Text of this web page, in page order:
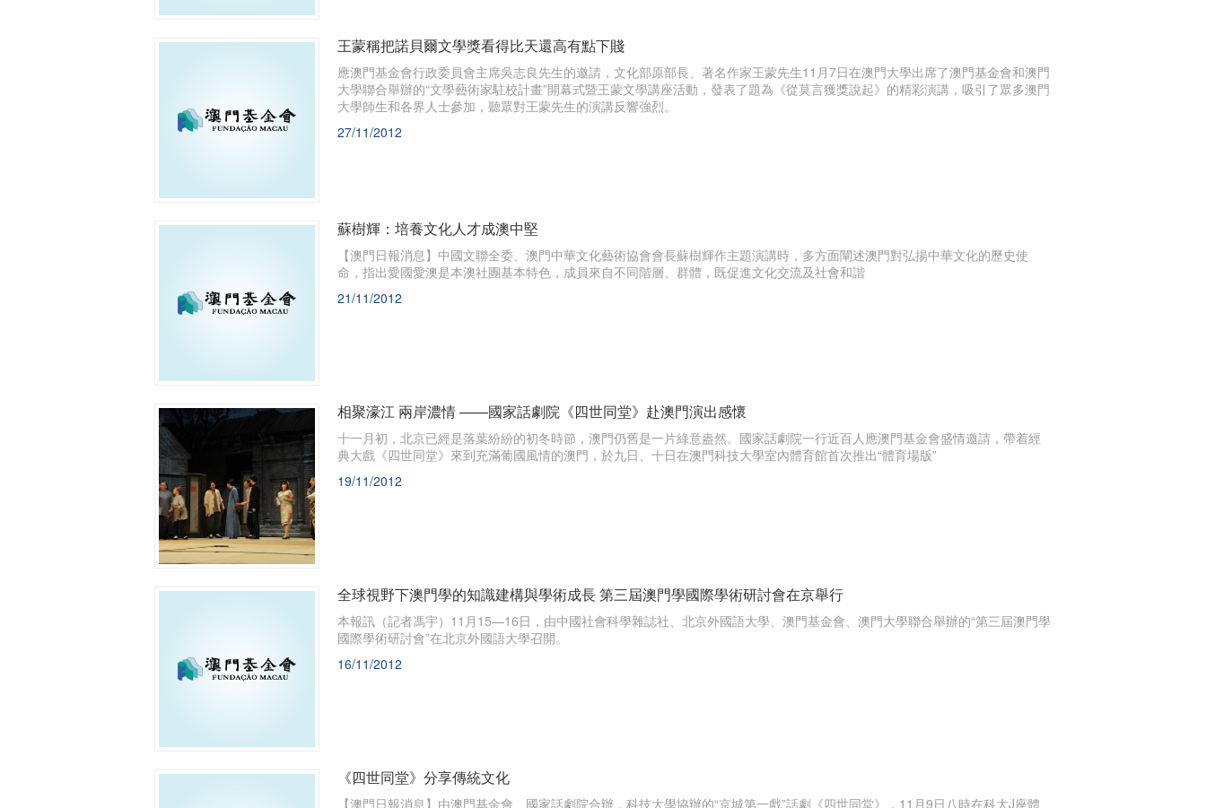
王蒙稱把諾貝爾文學獎看得比天還高有點下賤
應澳門基金會行政委員會主席吳志良先生的邀請，文化部原部長、著名作家王蒙先生11月7日在澳門大學出席了澳門基金會和澳門
大學聯合舉辦的“文學藝術家駐校計畫”開幕式暨王蒙文學講座活動，發表了題為《從莫言獲獎說起》的精彩演講，吸引了眾多澳門
大學師生和各界人士參加，聽眾對王蒙先生的演講反響強烈。
27/11/2012
蘇樹輝：培養文化人才成澳中堅
【澳門日報消息】中國文聯全委、澳門中華文化藝術協會會長蘇樹輝作主題演講時，多方面闡述澳門對弘揚中華文化的歷史使
命，指出愛國愛澳是本澳社團基本特色，成員來自不同階層、群體，既促進文化交流及社會和諧
21/11/2012
相聚濠江 兩岸濃情 ——國家話劇院《四世同堂》赴澳門演出感懷
​十一月初，北京已經是落葉紛紛的初冬時節，澳門仍舊是一片綠意盎然。國家話劇院一行近百人應澳門基金會盛情邀請，帶着經
典大戲《四世同堂》來到充滿葡國風情的澳門，於九日、十日在澳門科技大學室內體育館首次推出“體育場版”
19/11/2012
全球視野下澳門學的知識建構與學術成長 第三屆澳門學國際學術研討會在京舉行
本報訊（記者馮宇）11月15—16日，由中國社會科學雜誌社、北京外國語大學、澳門基金會、澳門大學聯合舉辦的“第三屆澳門學
國際學術研討會”在北京外國語大學召開。
16/11/2012
《四世同堂》分享傳統文化
【澳門日報消息】由澳門基金會、國家話劇院合辦，科技大學協辦的“京城第一戲”話劇《四世同堂》，11月9日八時在科大J座體